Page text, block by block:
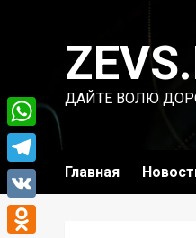
содержимому
ДАЙТЕ ВОЛЮ
Главная
WhatsApp
Telegram
VK